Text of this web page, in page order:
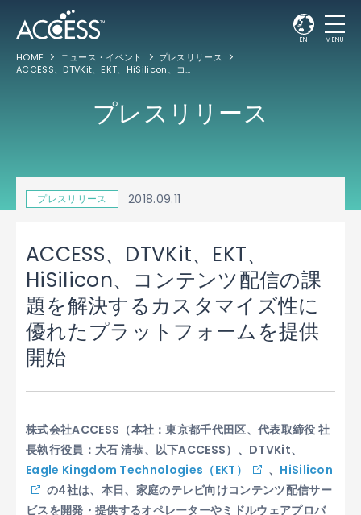
EN MENU
HOME ニュース・イベント
プレスリリース
ACCESS、DTVKit、EKT、HiSilicon、コンテンツ配信の課題を解決するカスタマイズ性に優れたプラットフォームを提供開始
プレスリリース
プレスリリース 2018.09.11
ACCESS、DTVKit、EKT、
HiSilicon、コンテンツ配信の課
題を解決するカスタマイズ性に
優れたプラットフォームを提供
開始
株式会社ACCESS（本社：東京都千代田区、代表取締役 社
長執行役員：大石 清恭、以下ACCESS）、 DTVKit、
Eagle Kingdom Technologies（EKT）
、 HiSilicon
の4社は、本日、家庭のテレビ向けコンテンツ配信サー
ビスを開発・提供するオペレーターやミドルウェアプロバ